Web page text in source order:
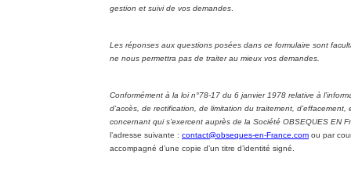
gestion et suivi de vos demandes
Les réponses aux questions posées dans ce formulaire sont
ne nous permettra pas de traiter au mieux vos demandes.
Conformément à la loi n°78-17 du 6 janvier 1978 relative à
d’accès, de rectification, de limitation du traitement,
concernant qui s’exercent auprès de la Société OBSEQUES EN
l’adresse suivante : contact@obseques-en-France.com ou par
accompagné d’une copie d’un titre d’identité signé.